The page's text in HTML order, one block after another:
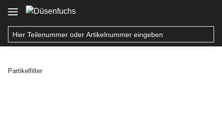
Partikelfilter